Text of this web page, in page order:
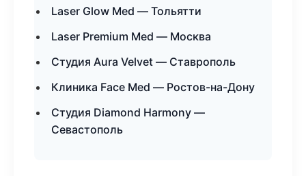
Laser Glow Med — Тольятти
Laser Premium Med — Москва
Студия Aura Velvet — Ставрополь
Клиника Face Med — Ростов-на-Дону
Студия Diamond Harmony —
Севастополь